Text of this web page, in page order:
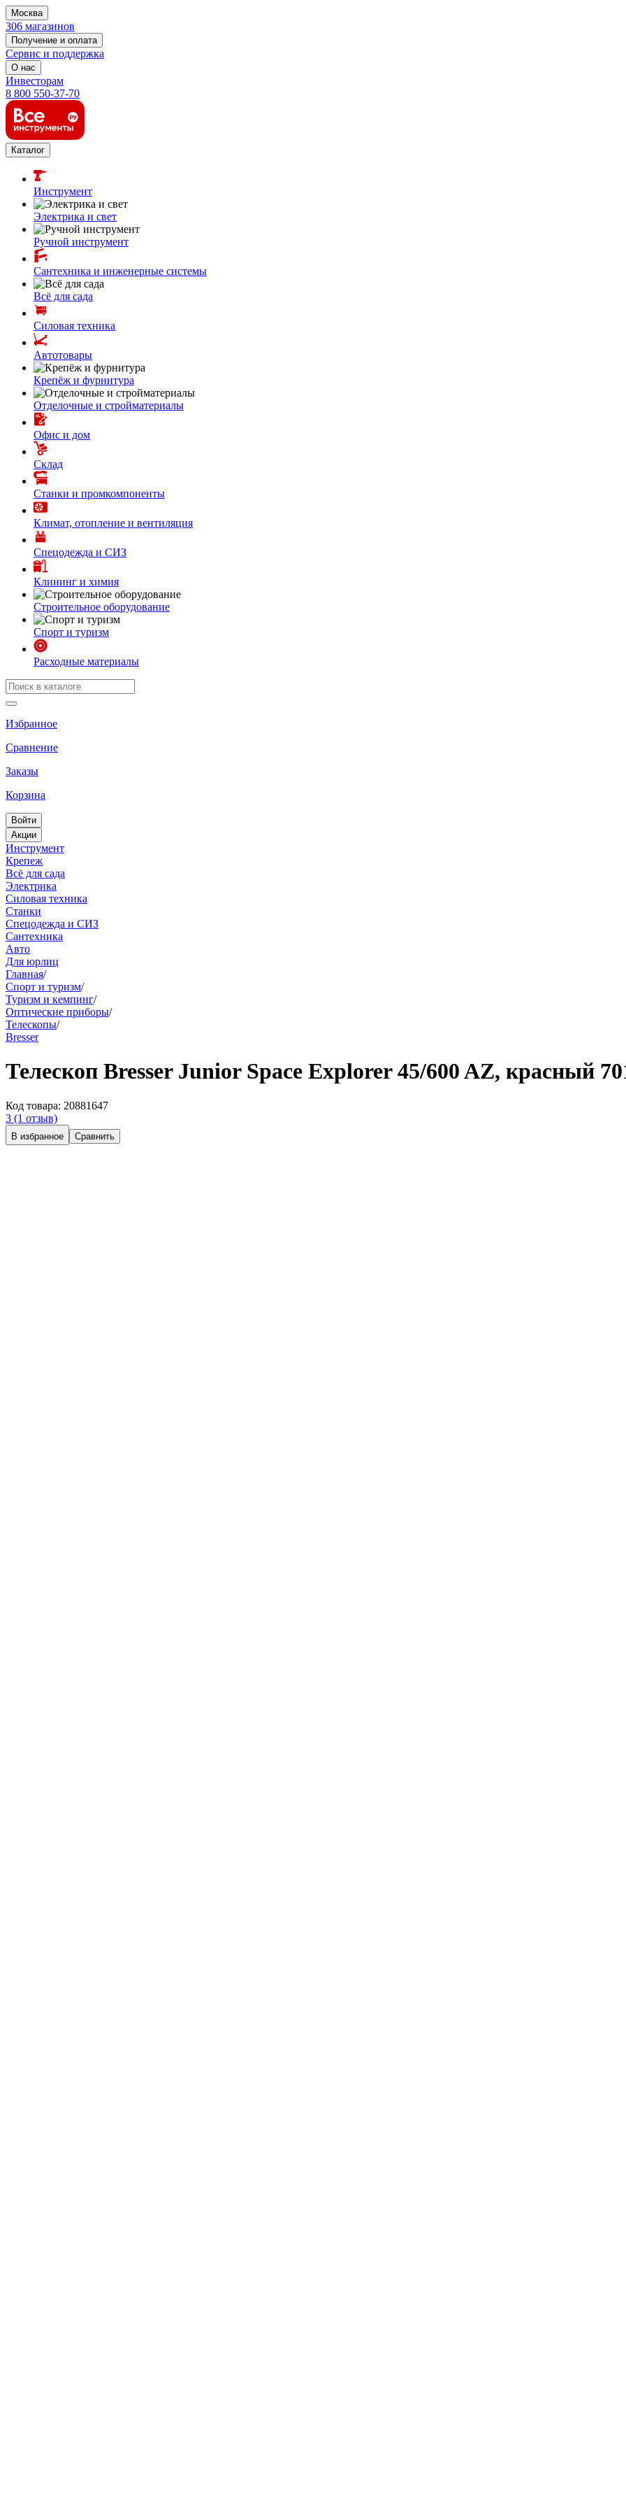
Москва
306 магазинов
Получение и оплата
Сервис и поддержка
О нас
Инвесторам
8 800 550-37-70
Каталог
Инструмент
Электрика и свет
Ручной инструмент
Сантехника и инженерные системы
Всё для сада
Силовая техника
Автотовары
Крепёж и фурнитура
Отделочные и стройматериалы
Офис и дом
Склад
Станки и промкомпоненты
Климат, отопление и вентиляция
Спецодежда и СИЗ
Клининг и химия
Строительное оборудование
Спорт и туризм
Расходные материалы
Избранное
Сравнение
Заказы
Корзина
Войти
Акции
Инструмент
Крепеж
Всё для сада
Электрика
Силовая техника
Станки
Спецодежда и СИЗ
Сантехника
Авто
Для юрлиц
Главная/
Спорт и туризм/
Туризм и кемпинг/
Оптические приборы/
Телескопы/
Bresser
Телескоп Bresser Junior Space Explorer 45/600 AZ, красный
Код товара: 20881647
3 (1 отзыв)
В избранное Сравнить